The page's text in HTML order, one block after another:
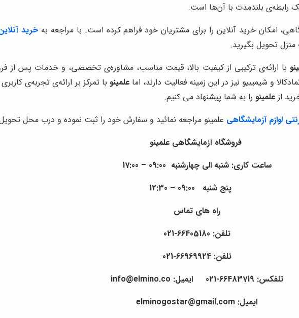
رابطه‌ی بلندمدت با آن‌ها است.
امکان خرید آنلاین را برای مشتریان خود فراهم کرده است. با مراجعه به خرید
تحویل بگیرید.
با ارائه‌ی ترکیبی از کیفیت بالا، قیمت مناسب، مشاوره‌ی تخصصی، و خدمات پس از
و شیمیبیو نیز در این زمینه فعالیت دارند، اماعلمینو با تمرکز بر ارائه‌ی تجربه‌ی
از علمینورا به شما پیشنهاد می کنیم.
لوازم آزمایشگاهی علمینو مراجعه نمائید و سفارش خود را ثبت نموده و درب محل
فروشگاه آزمایشگاهی علمینو
ساعت کاری:شنبه الی چهارشنبه 09:00 – 17:00
پنج شنبه 09:00 – 12:30
راه های تماس
تلفن: 66405180-021
تلفن: 66969924-021
تلفکس: 66483719-021
ایمیل: info@elmino.co
ایمیل: elminogostar@gmail.com